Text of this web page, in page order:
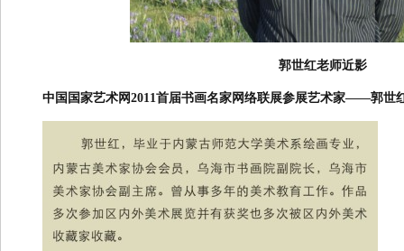
郭世红老师近影
中国国家艺术网2011首届书画名家网络联展参展艺术家——郭世